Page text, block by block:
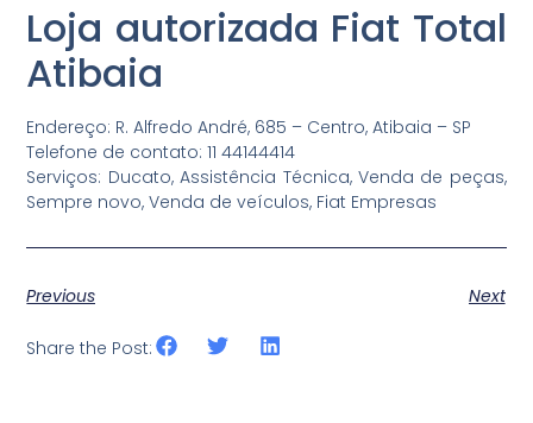
Loja autorizada Fiat Total
Atibaia
Endereço: R. Alfredo André, 685 – Centro, Atibaia – SP
Telefone de contato: 11 44144414
Serviços: Ducato, Assistência Técnica, Venda de peças,
Sempre novo, Venda de veículos, Fiat Empresas
Previous Next
Share the Post: